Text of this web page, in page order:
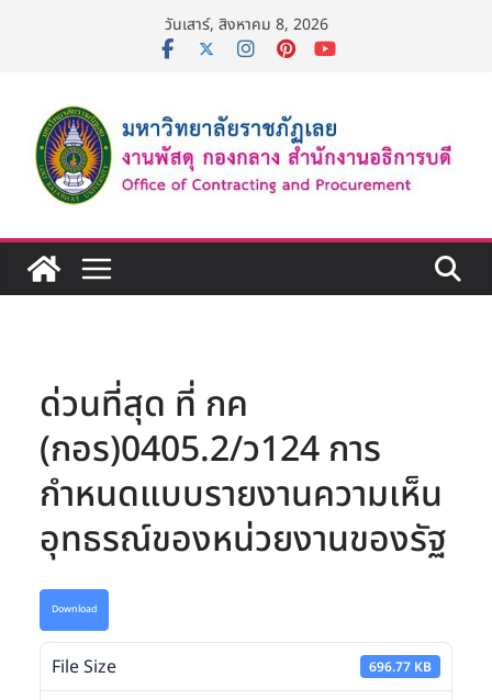
วันเสาร์, สิงหาคม 8, 2026
ด่วนที่สุด ที่ กค
(กอร)0405.2/ว124 การ
กำหนดแบบรายงานความเห็น
อุทธรณ์ของหน่วยงานของรัฐ
Download
File Size 696.77 KB